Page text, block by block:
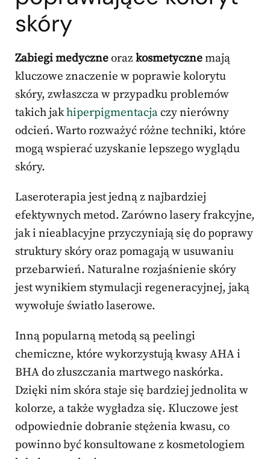
skóry
Zabiegi medyczneorazkosmetycznemają
kluczowe znaczenie w poprawie kolorytu
skóry, zwłaszcza w przypadku problemów
takich jakhiperpigmentacjaczy nierówny
odcień. Warto rozważyć różne techniki, które
mogą wspierać uzyskanie lepszego wyglądu
skóry.
Laseroterapia jest jedną z najbardziej
efektywnych metod. Zarówno lasery frakcyjne,
jak i nieablacyjne przyczyniają się do poprawy
struktury skóry oraz pomagają w usuwaniu
przebarwień. Naturalne rozjaśnienie skóry
jest wynikiem stymulacji regeneracyjnej, jaką
wywołuje światło laserowe.
Inną popularną metodą są peelingi
chemiczne, które wykorzystują kwasy AHA i
BHA do złuszczania martwego naskórka.
Dzięki nim skóra staje się bardziej jednolita w
kolorze, a także wygładza się. Kluczowe jest
odpowiednie dobranie stężenia kwasu, co
powinno być konsultowane z kosmetologiem